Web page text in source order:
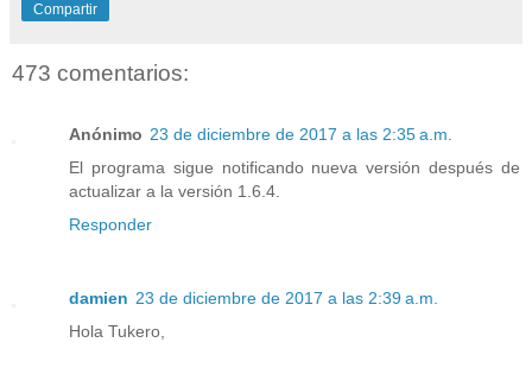
Compartir
473 comentarios:
Anónimo 23 de diciembre de 2017 a las 2:35 a.m.
El programa sigue notificando nueva versión después de
actualizar a la versión 1.6.4.
Responder
damien 23 de diciembre de 2017 a las 2:39 a.m.
Hola Tukero,